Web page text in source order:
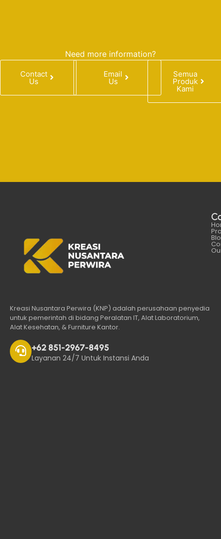
Need more information?
Contact
Us
Email
Us
Semua
Produk
Kami
Kreasi Nusantara Perwira (KNP) adalah perusahaan penyedia
untuk pemerintah di bidang Peralatan IT, Alat Laboratorium,
Alat Kesehatan, & Furniture Kantor.
+62 851-2967-8495
Layanan 24/7 Untuk Instansi Anda